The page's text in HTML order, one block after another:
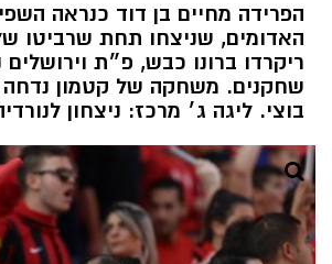
הפרידה מחיים בן דוד כנראה
האדומים, שניצחו תחת שרביטו
ריקרדו ברונו כבש, פ״ת
שחקנים. משחקה של קטמון
בוצי. ליגה ג׳ מרכז: ניצחון